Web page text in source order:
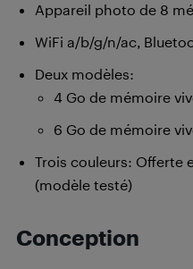
Appareil photo de 8
WiFi a/b/g/n/ac,
Deux modèles:
4 Go de mémoire
6 Go de mémoire
Trois couleurs: Offerte
(modèle testé)
Conception